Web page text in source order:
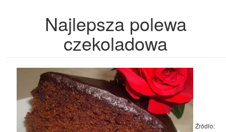
Najlepsza polewa
czekoladowa
Źródło: